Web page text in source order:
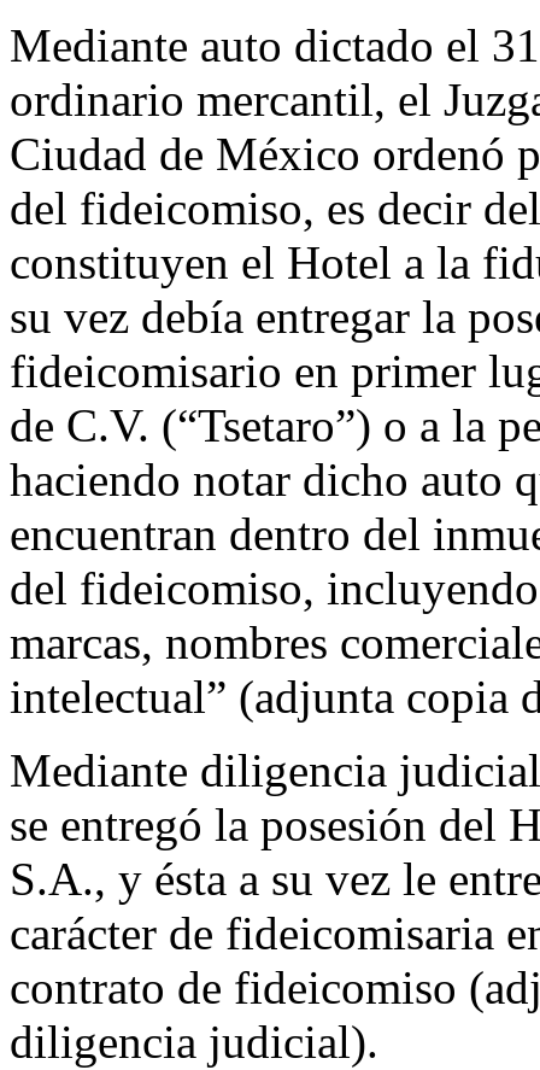
Mediante auto dictado el
ordinario mercantil, el
Ciudad de México ordenó
del fideicomiso, es decir
constituyen el Hotel a la
su vez debía entregar la
fideicomisario en primer
de C.V. (“Tsetaro”) o a la
haciendo notar dicho auto
encuentran dentro del
del fideicomiso,
marcas, nombres
intelectual” (adjunta copia
Mediante diligencia
se entregó la posesión del
S.A., y ésta a su vez le
carácter de fideicomisaria
contrato de fideicomiso
diligencia judicial).